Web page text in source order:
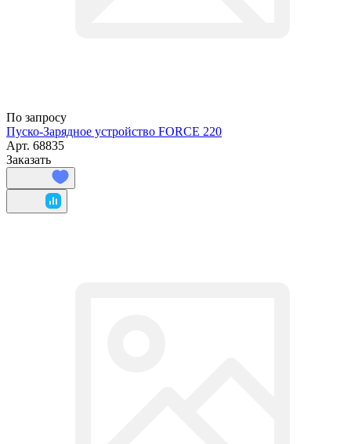
По запросу
Пуско-Зарядное устройство FORCE 220
Арт. 68835
Заказать